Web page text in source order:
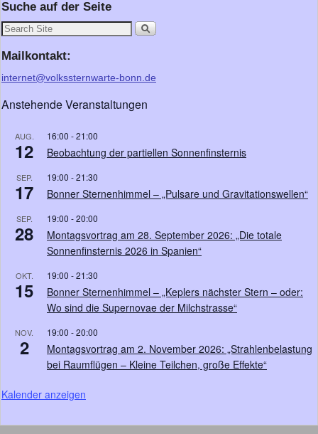
Suche auf der Seite
Mailkontakt:
internet@volkssternwarte-bonn.de
Anstehende Veranstaltungen
AUG.
12
16:00 -21:00
Beobachtung der partiellen Sonnenfinsternis
SEP.
17
19:00 -21:30
Bonner Sternenhimmel – „Pulsare und Gravitationswellen“
SEP.
28
19:00 -20:00
Montagsvortrag am 28. September 2026: „Die totale
Sonnenfinsternis 2026 in Spanien“
OKT.
15
19:00 -21:30
Bonner Sternenhimmel – „Keplers nächster Stern – oder:
Wo sind die Supernovae der Milchstrasse“
NOV.
2
19:00 -20:00
Montagsvortrag am 2. November 2026: „Strahlenbelastung
bei Raumflügen – Kleine Teilchen, große Effekte“
Kalender anzeigen